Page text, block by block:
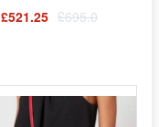
£521.25 £695.0